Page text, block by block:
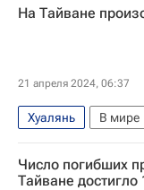
На Тайване
21 апреля 2024, 06:37
Хуалянь В мире
Число погибших
Тайване достигло